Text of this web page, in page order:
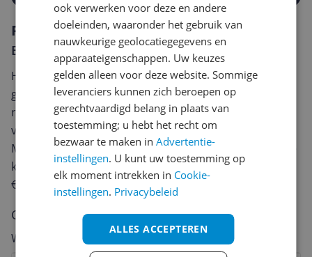
Reviews
Er zijn nog geen reviews geschreven
Heb jij dit product in bezit en wil je graag je mening
geven? Start dan hieronder met het schrijven van je
review. Afhankelijk van de details duurt het schrijven
van een review gemiddeld tussen de 3 en 10 minuten.
Met jouw mening help je andere bezoekers een betere
keuze te maken én maak je iedere maand kans op
€250,-!
Klik hier voor de actievoorwaarden.
Cijfer
Welk cijfer geef jij dit product?
ook verwerken voor deze en andere
doeleinden, waaronder het gebruik van
nauwkeurige geolocatiegegevens en
apparaateigenschappen. Uw keuzes
gelden alleen voor deze website. Sommige
leveranciers kunnen zich beroepen op
gerechtvaardigd belang in plaats van
toestemming; u hebt het recht om
bezwaar te maken inAdvertentie-
instellingen. U kunt uw toestemming op
elk moment intrekken in Cookie-
instellingen. Privacybeleid
ALLES ACCEPTEREN